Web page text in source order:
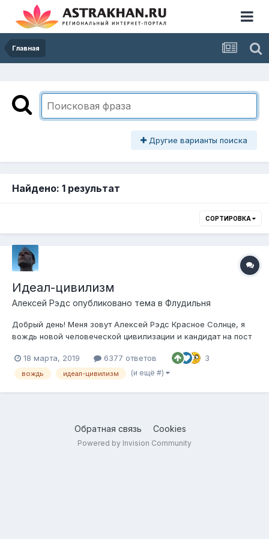
Главная
Другие варианты поиска
Найдено: 1 результат
СОРТИРОВКА
Идеал-цивилизм
Алексей Рэдс опубликовано тема в Флудильня
Добрый день! Меня зовут Алексей Рэдс Красное Солнце, я
вождь новой человеческой цивилизации и кандидат на пост
мне в построении на Земле мирового идеал-цивилизма –
общественного строя, в основе которого стоят мудрость,
18 марта, 2019 6377 ответов 3
вождь идеал-цивилизм (и ещё #)
Обратная связь Cookies
Powered by Invision Community